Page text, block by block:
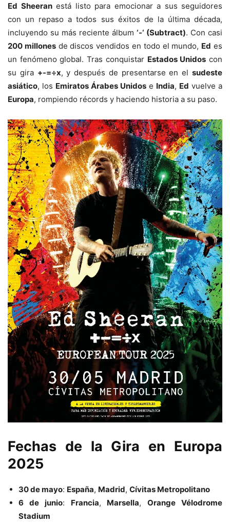
Ed Sheeranestá listo para emocionar a sus seguidores
con un repaso a todos sus éxitos de la última década,
incluyendo su más reciente álbum ‘-‘ (Subtract). Con casi
200 millonesde discos vendidos en todo el mundo, Ed es
un fenómeno global. Tras conquistar Estados Unidos con
su gira +-=÷x, y después de presentarse en elsudeste
asiático, los Emiratos Árabes Unidos e India, Ed vuelve a
Europa, rompiendo récords y haciendo historia a su paso.
Fechas de la Gira en Europa
2025
30 de mayo: España, Madrid, Cívitas Metropolitano
6 de junio: Francia, Marsella,Orange Vélodrome
Stadium